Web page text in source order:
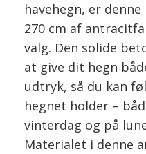
havehegn, er
270 cm af
valg. Den solide
at give dit hegn
udtryk, så du kan
hegnet holder –
vinterdag og på
Materialet i denne